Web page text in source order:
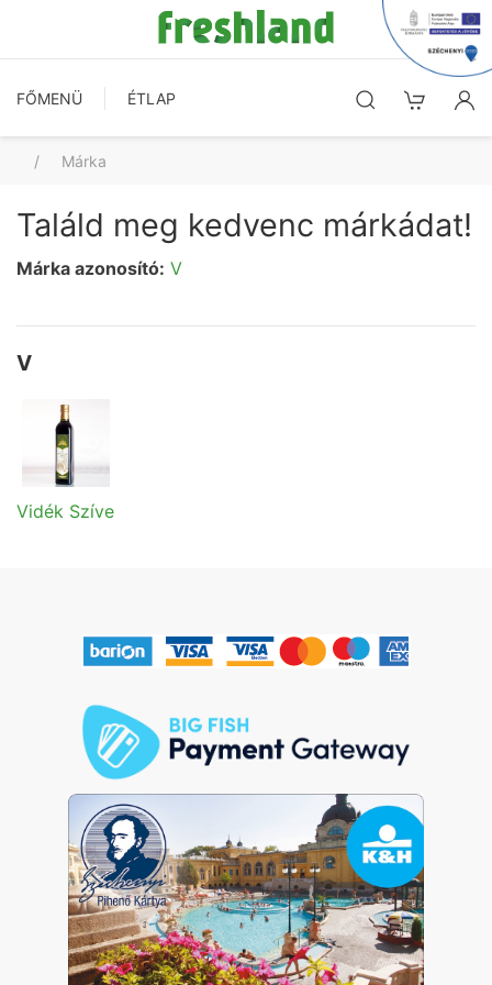
FŐMENÜ ÉTLAP
Márka
Találd meg kedvenc márkádat!
Márka azonosító: V
V
Vidék Szíve